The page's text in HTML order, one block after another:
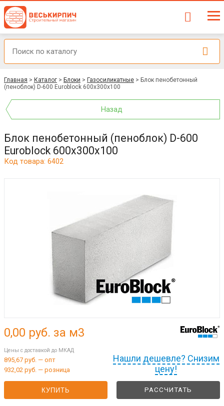
Главная > Каталог > Блоки > Газосиликатные > Блок пенобетонный
(пеноблок) D-600 Euroblock 600x300x100
Назад
Блок пенобетонный (пеноблок) D-600
Euroblock 600x300x100
Код товара: 6402
Нашли дешевле? Снизим
цену!
0,00 руб. за м3
Цены с доставкой до МКАД
895,67 руб. — опт
932,02 руб. — розница
КУПИТЬ РАССЧИТАТЬ